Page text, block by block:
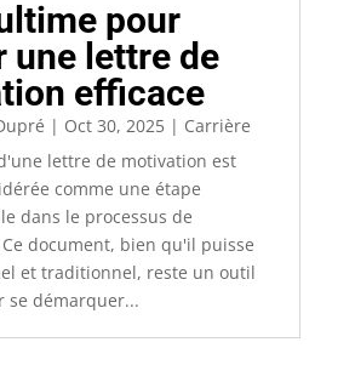
pour
une lettre de
efficace
| Oct 30, 2025| Carrière
lettre de motivation est
comme une étape
dans le processus de
document, bien qu'il puisse
et traditionnel, reste un outil
se démarquer...